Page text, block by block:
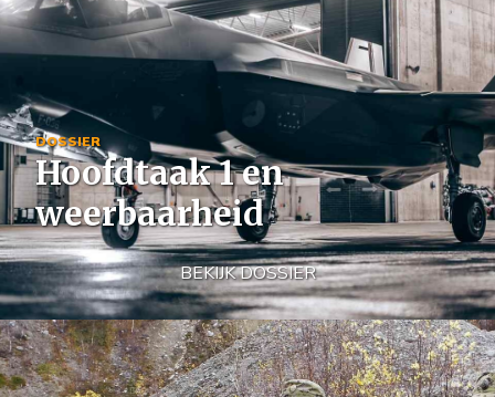
Image
DOSSIER
Hoofdtaak 1 en
weerbaarheid
BEKIJK DOSSIER